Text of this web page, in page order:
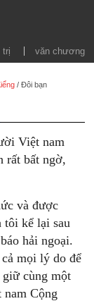
trị văn chương
/Đôi bạn
Việt nam
rất bất ngờ,
và được
tôi kể lại sau
hải ngoại.
mọi lý do để
giữ cùng một
Cộng